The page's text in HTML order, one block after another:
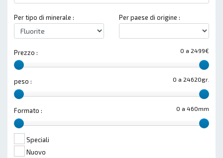
Per tipo di minerale : Per paese di origine :
0 a 2499€
Prezzo :
0 a 24620gr.
peso :
0 a 460mm
Formato :
Speciali
Nuovo